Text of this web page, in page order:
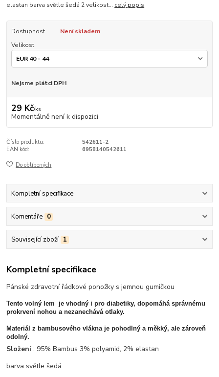
elastan barva světle šedá 2 velikost... celý popis
Dostupnost
Není skladem
Velikost
Nejsme plátci DPH
29 Kč/ks
Momentálně není k dispozici
Číslo produktu:
542611-2
EAN kód:
6958140542611
Do oblíbených
Kompletní specifikace
Komentáře 0
Související zboží 1
Kompletní specifikace
Pánské zdravotní řádkové ponožky s jemnou gumičkou
Tento volný lem je vhodný i pro diabetiky, dopomáhá správnému
prokrvení nohou a nezanechává otlaky.
Materiál z bambusového vlákna je pohodlný a měkký, ale zároveň
odolný.
Složení: 95% Bambus 3% polyamid, 2% elastan
barva světle šedá